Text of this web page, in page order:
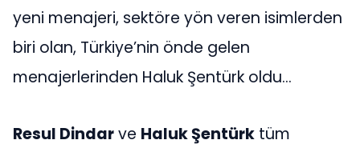
yeni menajeri, sektöre yön veren isimlerden
biri olan, Türkiye’nin önde gelen
menajerlerinden Haluk Şentürk oldu…
Resul Dindarve Haluk Şentürk tüm